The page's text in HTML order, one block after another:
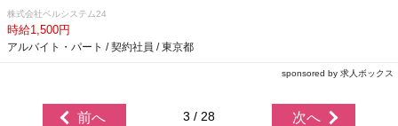
株式会社ベルシステム24
時給1,500円
アルバイト・パート / 契約社員 / 東京都
sponsored by 求人ボックス
前へ 3 / 28 次へ